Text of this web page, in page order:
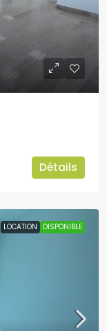
Détails
LOCATION DISPONIBLE